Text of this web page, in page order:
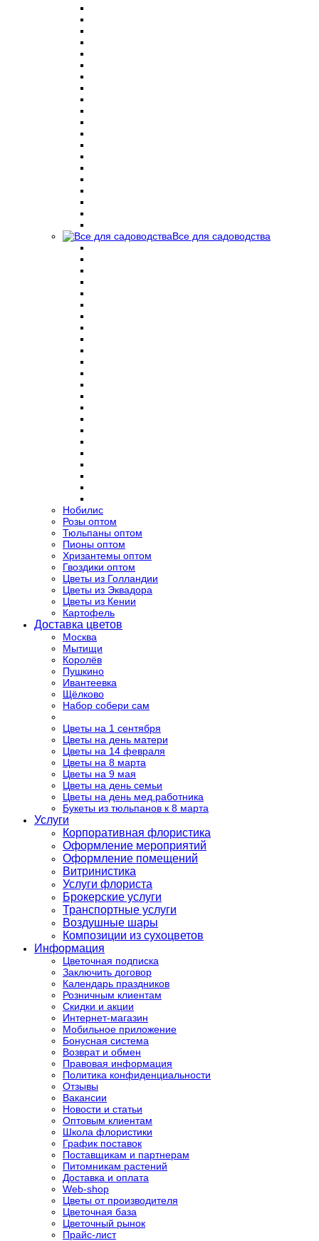
Все для садоводства
Нобилис
Розы оптом
Тюльпаны оптом
Пионы оптом
Хризантемы оптом
Гвоздики оптом
Цветы из Голландии
Цветы из Эквадора
Цветы из Кении
Картофель
Доставка цветов
Москва
Мытищи
Королёв
Пушкино
Ивантеевка
Щёлково
Набор собери сам
Цветы на 1 сентября
Цветы на день матери
Цветы на 14 февраля
Цветы на 8 марта
Цветы на 9 мая
Цветы на день семьи
Цветы на день мед.работника
Букеты из тюльпанов к 8 марта
Услуги
Корпоративная флористика
Оформление мероприятий
Оформление помещений
Витринистика
Услуги флориста
Брокерские услуги
Транспортные услуги
Воздушные шары
Композиции из сухоцветов
Информация
Цветочная подписка
Заключить договор
Календарь праздников
Розничным клиентам
Скидки и акции
Интернет-магазин
Мобильное приложение
Бонусная система
Возврат и обмен
Правовая информация
Политика конфиденциальности
Отзывы
Вакансии
Новости и статьи
Оптовым клиентам
Школа флористики
График поставок
Поставщикам и партнерам
Питомникам растений
Доставка и оплата
Web-shop
Цветы от производителя
Цветочная база
Цветочный рынок
Прайс-лист